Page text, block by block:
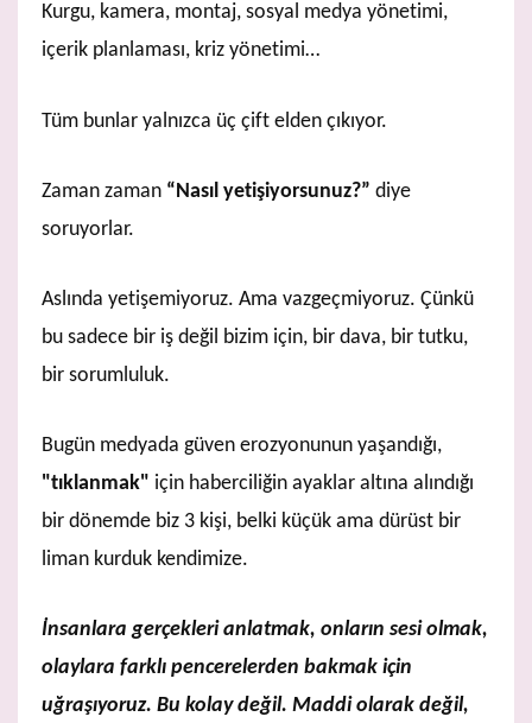
Kurgu, kamera, montaj, sosyal medya yönetimi,
içerik planlaması, kriz yönetimi…
Tüm bunlar yalnızca üç çift elden çıkıyor.
Zaman zaman “Nasıl yetişiyorsunuz?” diye
soruyorlar.
Aslında yetişemiyoruz. Ama vazgeçmiyoruz. Çünkü
bu sadece bir iş değil bizim için, bir dava, bir tutku,
bir sorumluluk.
Bugün medyada güven erozyonunun yaşandığı,
"tıklanmak" için haberciliğin ayaklar altına alındığı
bir dönemde biz 3 kişi, belki küçük ama dürüst bir
liman kurduk kendimize.
İnsanlara gerçekleri anlatmak, onların sesi olmak,
olaylara farklı pencerelerden bakmak için
uğraşıyoruz. Bu kolay değil. Maddi olarak değil,